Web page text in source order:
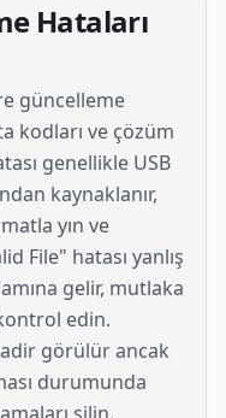
Hataları
güncelleme
kodları ve çözüm
genellikle USB
kaynaklanır,
yın ve
File" hatası yanlış
gelir, mutlaka
edin.
görülür ancak
durumunda